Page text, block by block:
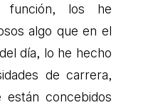
función, los he
algo que en el
día, lo he hecho
de carrera,
están concebidos